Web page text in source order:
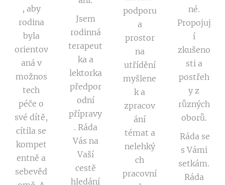
, aby
rodina
byla
orientov
aná v
možnos
tech
péče o
své dítě,
cítila se
kompet
entně a
sebevěd
Jsem
rodinná
terapeut
ka a
lektorka
předpor
odní
přípravy
. Ráda
Vás na
Vaší
cestě
hledání
podporu
a
prostor
na
utřídění
myšlene
k a
zpracov
ání
témat a
nelehký
ch
pracovní
né.
Propojuj
í
zkušeno
sti a
postřeh
y z
různých
oborů.
Ráda se
s Vámi
setkám.
Ráda